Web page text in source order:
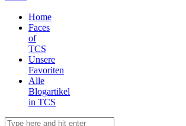
Home
Faces
of
TCS
Unsere
Favoriten
Alle
Blogartikel
in TCS